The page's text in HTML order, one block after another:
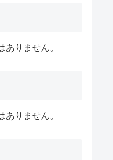
ありません。
ありません。